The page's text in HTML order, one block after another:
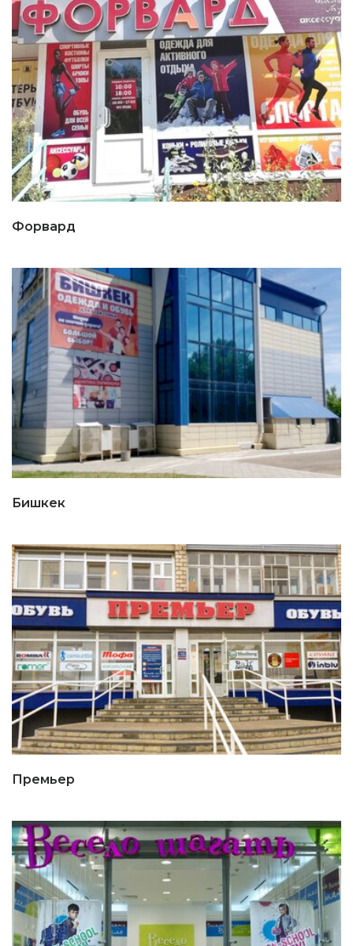
Форвард
Бишкек
Премьер